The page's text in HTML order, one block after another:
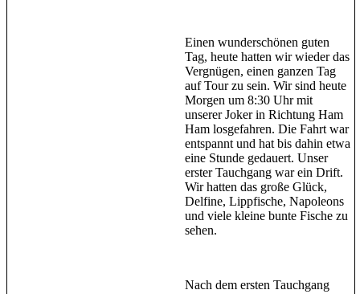
Einen wunderschönen guten
Tag, heute hatten wir wieder das
Vergnügen, einen ganzen Tag
auf Tour zu sein. Wir sind heute
Morgen um 8:30 Uhr mit
unserer Joker in Richtung Ham
Ham losgefahren. Die Fahrt war
entspannt und hat bis dahin etwa
eine Stunde gedauert. Unser
erster Tauchgang war ein Drift.
Wir hatten das große Glück,
Delfine, Lippfische, Napoleons
und viele kleine bunte Fische zu
sehen.
Nach dem ersten Tauchgang